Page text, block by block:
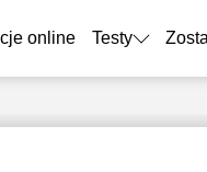
online Testy